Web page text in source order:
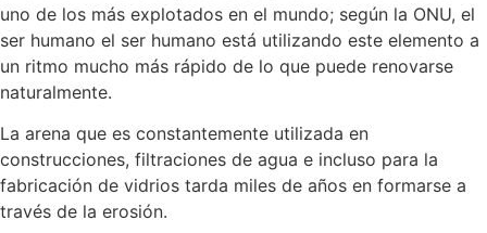
uno de los más explotados en el mundo; según la ONU, el
ser humano el ser humano está utilizando este elemento a
un ritmo mucho más rápido de lo que puede renovarse
naturalmente.
La arena que es constantemente utilizada en
construcciones, filtraciones de agua e incluso para la
fabricación de vidrios tarda miles de años en formarse a
través de la erosión.